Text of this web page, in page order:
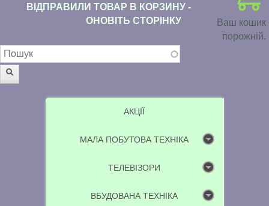
Ваш кошик
порожній.
ВІДПРАВИЛИ ТОВАР В КОРЗИНУ -
ОНОВІТЬ СТОРІНКУ
Пошукова форма
АКЦІЇ
МАЛА ПОБУТОВА ТЕХНІКА
ТЕЛЕВІЗОРИ
ВБУДОВАНА ТЕХНІКА